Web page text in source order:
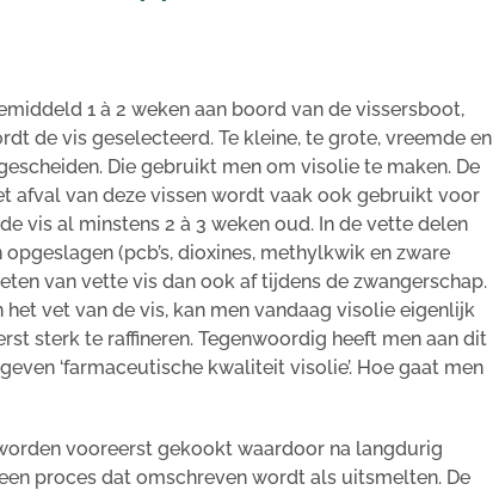
1 à 2 weken aan boord van de vissersboot,
de vis geselecteerd. Te kleine, te grote, vreemde en
Die gebruikt men om visolie te maken. De
afval van deze vissen wordt vaak ook gebruikt voor
vis al minstens 2 à 3 weken oud. In de vette delen
(pcb’s, dioxines, methylkwik en zware
van vette vis dan ook af tijdens de zwangerschap.
vet van de vis, kan men vandaag visolie eigenlijk
sterk te raffineren. Tegenwoordig heeft men aan dit
‘farmaceutische kwaliteit visolie’. Hoe gaat men
vooreerst gekookt waardoor na langdurig
proces dat omschreven wordt als uitsmelten. De